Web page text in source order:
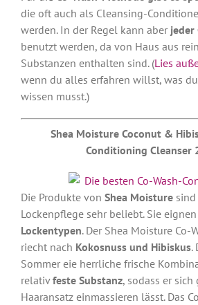
die oft auch als Cleansing-
werden. In der Regel kann aberjeder
benutzt werden, da von Haus aus
Substanzen enthalten sind. (Lies
wenn du alles erfahren willst, was
wissen musst.)
Shea Moisture Coconut &
Conditioning Cleanser
Die Produkte von Shea Moisturesind
Lockenpflege sehr beliebt. Sie
Lockentypen. Der Shea Moisture Co-
riecht nach Kokosnuss und Hibiskus.
Sommer eie herrliche frische
relativfeste Substanz, sodass er
Haaransatz einmassieren lässt. Das